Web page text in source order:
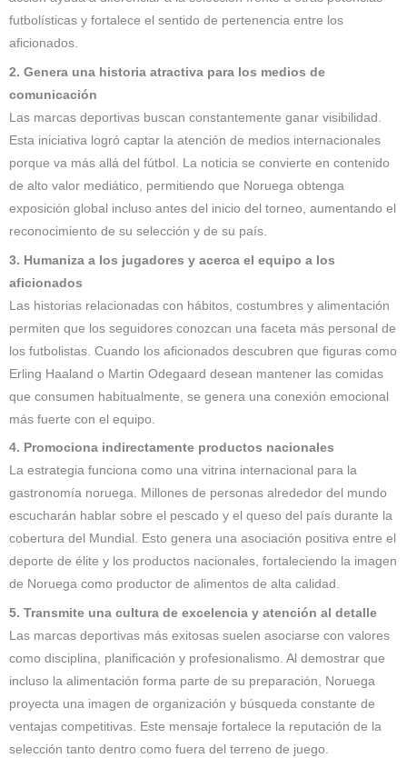
futbolísticas y fortalece el sentido de pertenencia entre los
aficionados.
2. Genera una historia atractiva para los medios de
comunicación
Las marcas deportivas buscan constantemente ganar visibilidad.
Esta iniciativa logró captar la atención de medios internacionales
porque va más allá del fútbol. La noticia se convierte en contenido
de alto valor mediático, permitiendo que Noruega obtenga
exposición global incluso antes del inicio del torneo, aumentando el
reconocimiento de su selección y de su país.
3. Humaniza a los jugadores y acerca el equipo a los
aficionados
Las historias relacionadas con hábitos, costumbres y alimentación
permiten que los seguidores conozcan una faceta más personal de
los futbolistas. Cuando los aficionados descubren que figuras como
Erling Haaland o Martin Odegaard desean mantener las comidas
que consumen habitualmente, se genera una conexión emocional
más fuerte con el equipo.
4. Promociona indirectamente productos nacionales
La estrategia funciona como una vitrina internacional para la
gastronomía noruega. Millones de personas alrededor del mundo
escucharán hablar sobre el pescado y el queso del país durante la
cobertura del Mundial. Esto genera una asociación positiva entre el
deporte de élite y los productos nacionales, fortaleciendo la imagen
de Noruega como productor de alimentos de alta calidad.
5. Transmite una cultura de excelencia y atención al detalle
Las marcas deportivas más exitosas suelen asociarse con valores
como disciplina, planificación y profesionalismo. Al demostrar que
incluso la alimentación forma parte de su preparación, Noruega
proyecta una imagen de organización y búsqueda constante de
ventajas competitivas. Este mensaje fortalece la reputación de la
selección tanto dentro como fuera del terreno de juego.